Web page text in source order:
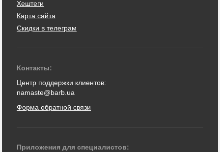
Хештеги
Карта сайта
Скидки в телеграм
Контакты:
Центр поддержки клиентов:
namaste@barb.ua
Форма обратной связи
Приложения для специалистов: